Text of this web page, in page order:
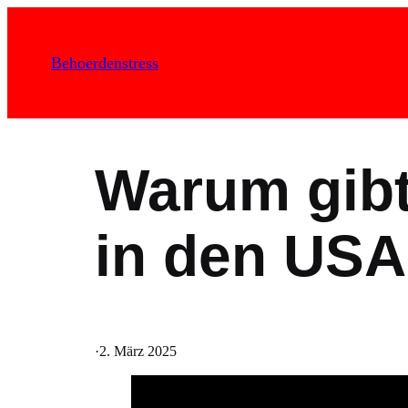
springenBehoerdenstress
Warum
in den
·2. März 2025